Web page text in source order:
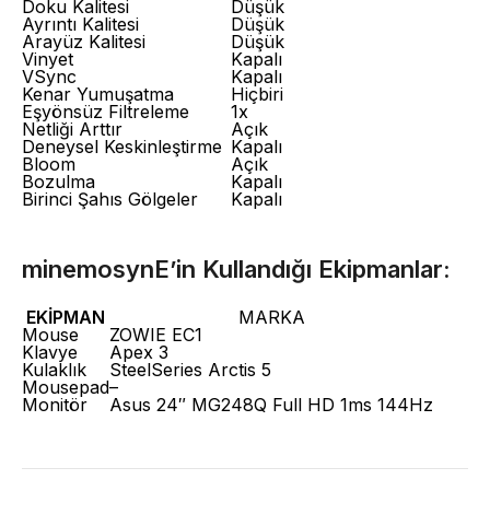
Doku Kalitesi
Düşük
Ayrıntı Kalitesi
Düşük
Arayüz Kalitesi
Düşük
Vinyet
Kapalı
VSync
Kapalı
Kenar Yumuşatma
Hiçbiri
Eşyönsüz Filtreleme
1x
Netliği Arttır
Açık
Deneysel Keskinleştirme Kapalı
Bloom
Açık
Bozulma
Kapalı
Birinci Şahıs Gölgeler
Kapalı
minemosynE’in Kullandığı Ekipmanlar:
EKİPMAN
MARKA
Mouse
ZOWIE EC1
Klavye
Apex 3
Kulaklık
SteelSeries Arctis 5
Mousepad–
Monitör
Asus 24″ MG248Q Full HD 1ms 144Hz